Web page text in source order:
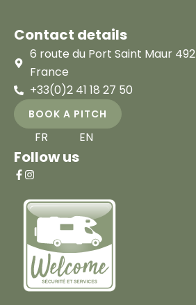
Contact details
6 route du Port Saint Maur
France
+33(0)2 41 18 27 50
BOOK A PITCH
FR EN
Follow us